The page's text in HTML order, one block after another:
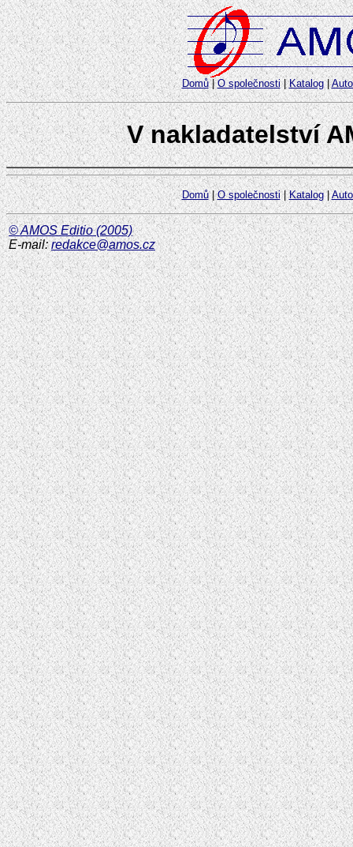
Domů|O společnosti|Katalog|
V nakladatelství
Domů|O společnosti|Katalog|
© AMOS Editio (2005)
E-mail:redakce@amos.cz